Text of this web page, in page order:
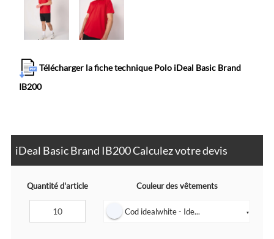
Télécharger la fiche technique Polo iDeal Basic Brand
IB200
iDeal Basic Brand IB200 Calculez votre devis
Quantité d'article Couleur des vêtements
Cod idealwhite - Ide... ▼